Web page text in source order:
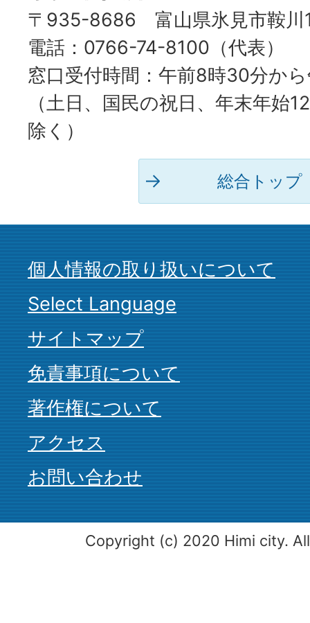
〒935-8686 富山県氷見市鞍川
電話：0766-74-8100（代表）
窓口受付時間：午前8時30分か
（土日、国民の祝日、年末年始
除く）
総合トップ
個人情報の取り扱いについて
Select Language
サイトマップ
免責事項について
著作権について
アクセス
お問い合わせ
Copyright (c) 2020 Himi city.